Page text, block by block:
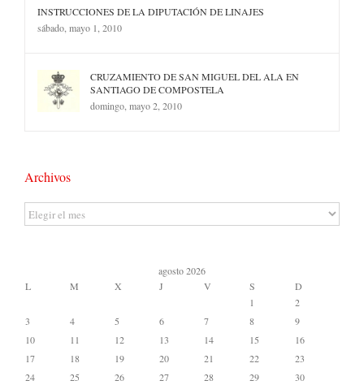
INSTRUCCIONES DE LA DIPUTACIÓN DE LINAJES
sábado, mayo 1, 2010
CRUZAMIENTO DE SAN MIGUEL DEL ALA EN
SANTIAGO DE COMPOSTELA
domingo, mayo 2, 2010
Archivos
Archivos
agosto 2026
L
M X J V S
D
1
2
3
4 5 6 7 8
9
10
11 12 13 14 15
16
17
18 19 20 21 22
23
24
25 26 27 28 29
30